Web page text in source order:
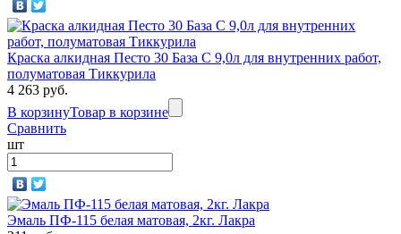
Краска алкидная Песто 30 База С 9,0л для внутренних работ,
полуматовая Тиккурила
4 263 руб.
В корзинуТовар в корзине
Сравнить
шт
Эмаль ПФ-115 белая матовая, 2кг. Лакра